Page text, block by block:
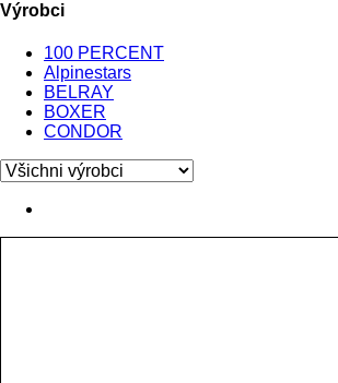
Výrobci
100 PERCENT
Alpinestars
BELRAY
BOXER
CONDOR